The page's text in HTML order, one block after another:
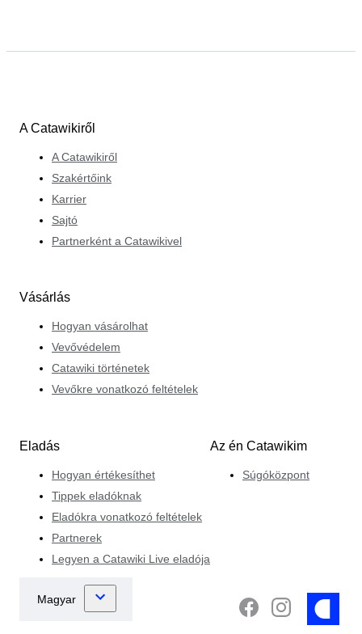
A Catawikiről
A Catawikiről
Szakértőink
Karrier
Sajtó
Partnerként a Catawikivel
Vásárlás
Hogyan vásárolhat
Vevővédelem
Catawiki történetek
Vevőkre vonatkozó feltételek
Eladás
Hogyan értékesíthet
Tippek eladóknak
Eladókra vonatkozó feltételek
Partnerek
Legyen a Catawiki Live eladója
Az én Catawikim
Súgóközpont